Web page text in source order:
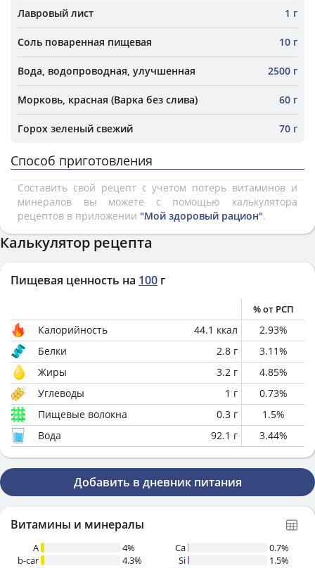
Лавровый лист 1 г
Соль поваренная пищевая 10 г
Вода, водопроводная, улучшенная 2500 г
Морковь, красная (Варка без слива) 60 г
Горох зеленый свежий 70 г
Способ приготовления
Составить свой рецепт с учетом потерь витаминов и
минералов вы можете с помощью калькулятора
рецептов в приложении "Мой здоровый рацион".
Калькулятор рецепта
Пищевая ценность на 100 г
% от РСП
Калорийность 44.1 ккал 2.93%
Белки
2.8 г 3.11%
Жиры
3.2 г 4.85%
Углеводы
1 г 0.73%
Пищевые волокна
0.3 г 1.5%
Вода
92.1 г 3.44%
Добавить в дневник питания
Витамины и минералы
A
4%
b-car
4.3%
Ca
0.7%
Si
1.5%